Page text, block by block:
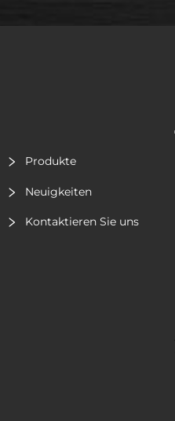
Produkte
Neuigkeiten
Kontaktieren Sie uns